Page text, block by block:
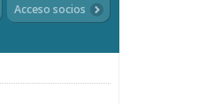
Acceso socios